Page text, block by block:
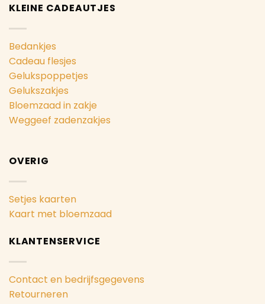
KLEINE CADEAUTJES
Bedankjes
Cadeau flesjes
Gelukspoppetjes
Gelukszakjes
Bloemzaad in zakje
Weggeef zadenzakjes
OVERIG
Setjes kaarten
Kaart met bloemzaad
KLANTENSERVICE
Contact en bedrijfsgegevens
Retourneren